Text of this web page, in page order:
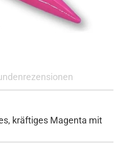
kräftiges Magenta mit